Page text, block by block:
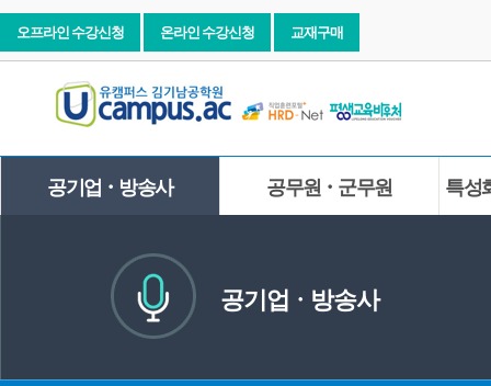
오프라인 수강신청 온라인 수강신청 교재구매
공기업ㆍ방송사
공기업ㆍ방송사
공무원ㆍ군무원 특성